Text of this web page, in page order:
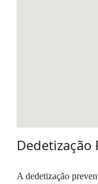
Dedetização
A dedetização